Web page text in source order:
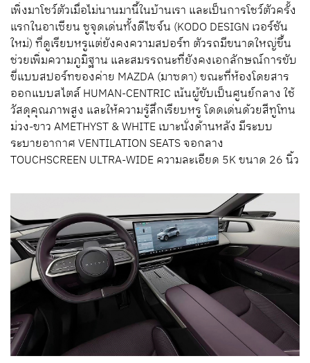
เพิ่งมาโชว์ตัวเมื่อไม่นานมานี้ในบ้านเรา และเป็นการโชว์ตัวครั้ง
แรกในอาเซียน ชูจุดเด่นทั้งดีไซจ์น (KODO DESIGN เวอร์ชัน
ใหม่) ที่ดูเรียบหรูแต่ยังคงความสปอร์ท ตัวรถมีขนาดใหญ่ขึ้น
ช่วยเพิ่มความภูมิฐาน และสมรรถนะที่ยังคงเอกลักษณ์การขับ
ขี่แบบสปอร์ทของค่าย MAZDA (มาซดา) ขณะที่ห้องโดยสาร
ออกแบบสไตล์ HUMAN-CENTRIC เน้นผู้ขับเป็นศูนย์กลาง ใช้
วัสดุคุณภาพสูง และให้ความรู้สึกเรียบหรู โดดเด่นด้วยสีทูโทน
ม่วง-ขาว AMETHYST & WHITE เบาะนั่งด้านหลัง มีระบบ
ระบายอากาศ VENTILATION SEATS จอกลาง
TOUCHSCREEN ULTRA-WIDE ความละเอียด 5K ขนาด 26 นิ้ว